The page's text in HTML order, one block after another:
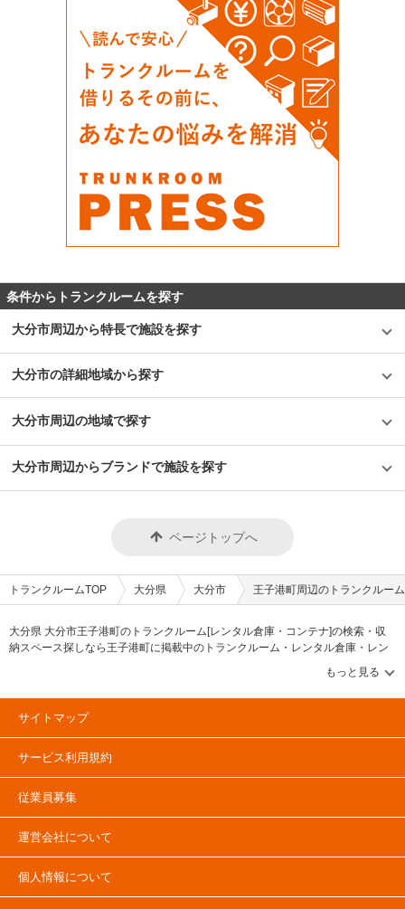
条件からトランクルームを探す
大分市周辺から特長で施設を探す
大分市の詳細地域から探す
大分市周辺の地域で探す
大分市周辺からブランドで施設を探す
ページトップへ
トランクルームTOP 大分県 大分市 王子港町周辺のトランクルー
大分県 大分市王子港町のトランクルーム[レンタル倉庫・コンテナ]の検索・収
納スペース探しなら王子港町に掲載中のトランクルーム・レンタル倉庫・レン
料]・セキュリティ・空調完備・24時間出し入れ可能などの希望条件で絞込み！
豊富な物件数から様々な方法でご希望の収納スペースを簡単に探せるトランク
ルーム情報サイトです。王子港町で気になるトランクルームを見つけたら、メ
サイトマップ
サービス利用規約
従業員募集
運営会社について
個人情報について